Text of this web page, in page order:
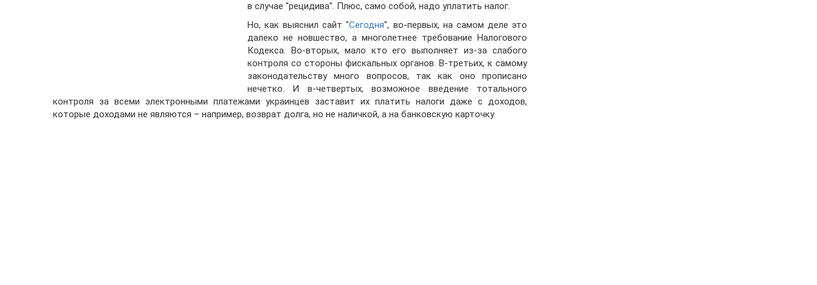
в случае "рецидива". Плюс, само собой, надо уплатить налог.
Но, как выяснил сайт "Сегодня", во-первых, на самом деле это
далеко не новшество, а многолетнее требование Налогового
Кодекса. Во-вторых, мало кто его выполняет из-за слабого
контроля со стороны фискальных органов. В-третьих, к самому
законодательству много вопросов, так как оно прописано
нечетко. И в-четвертых, возможное введение тотального
контроля за всеми электронными платежами украинцев заставит их платить налоги даже с доходов,
которые доходами не являются – например, возврат долга, но не наличкой, а на банковскую карточку.